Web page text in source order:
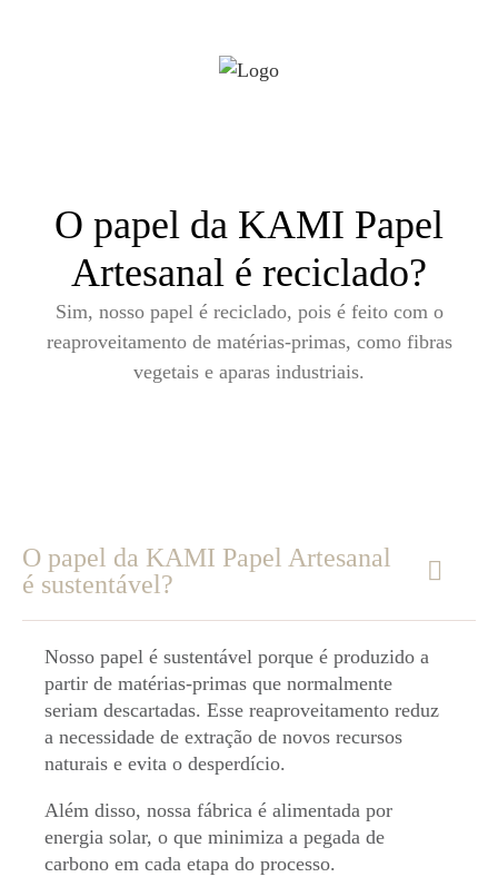
O papel da KAMI Papel
Artesanal é reciclado?
Sim, nosso papel é reciclado, pois é feito com o
reaproveitamento de matérias-primas, como fibras
vegetais e aparas industriais.
O papel da KAMI Papel Artesanal
é sustentável?
Nosso papel é sustentável porque é produzido a
partir de matérias-primas que normalmente
seriam descartadas. Esse reaproveitamento reduz
a necessidade de extração de novos recursos
naturais e evita o desperdício.
Além disso, nossa fábrica é alimentada por
energia solar, o que minimiza a pegada de
carbono em cada etapa do processo.